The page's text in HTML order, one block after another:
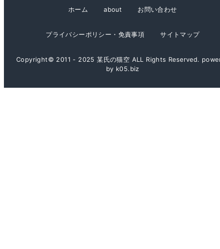
ホーム about お問い合わせ
プライバシーポリシー・免責事項 サイトマップ
Copyright© 2011 - 2025 某氏の猫空 ALL Rights Reserved.
by k05.biz